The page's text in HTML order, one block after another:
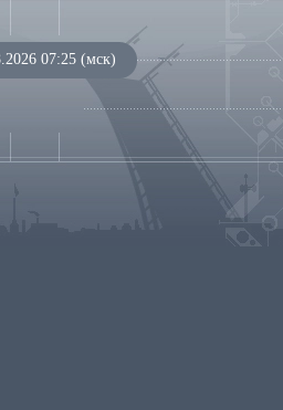
07:25 (мск)